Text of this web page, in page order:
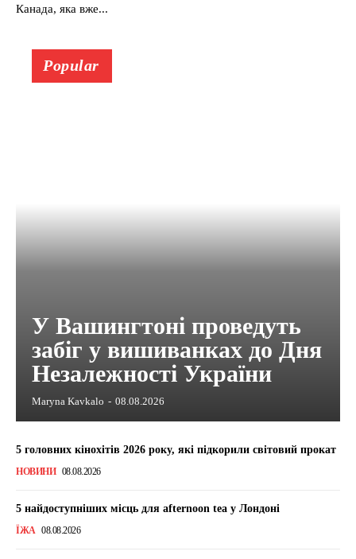
Канада, яка вже...
Popular
У Вашингтоні проведуть
забіг у вишиванках до Дня
Незалежності України
Maryna Kavkalo - 08.08.2026
5 головних кінохітів 2026 року, які підкорили світовий прокат
НОВИНИ 08.08.2026
5 найдоступніших місць для afternoon tea у Лондоні
ЇЖА 08.08.2026